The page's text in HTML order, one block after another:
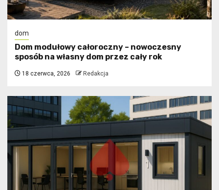
dom
Dom modułowy całoroczny – nowoczesny
sposób na własny dom przez cały rok
18 czerwca, 2026 Redakcja